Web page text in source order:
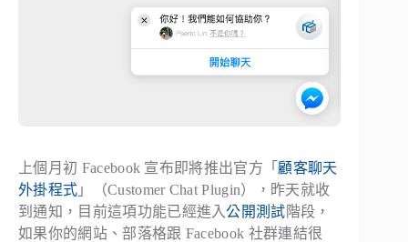
上個月初 Facebook 宣布即將推出官方「 顧客聊天
外掛程式 」（Customer Chat Plugin），昨天就收
到通知，目前這項功能已經進入公開測試 階段，
如果你的網站、部落格跟 Facebook 社群連結很